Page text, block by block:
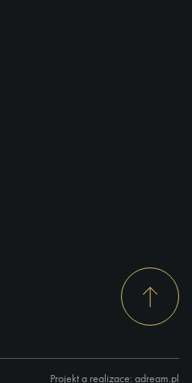
Projekt a realizace: adream.pl